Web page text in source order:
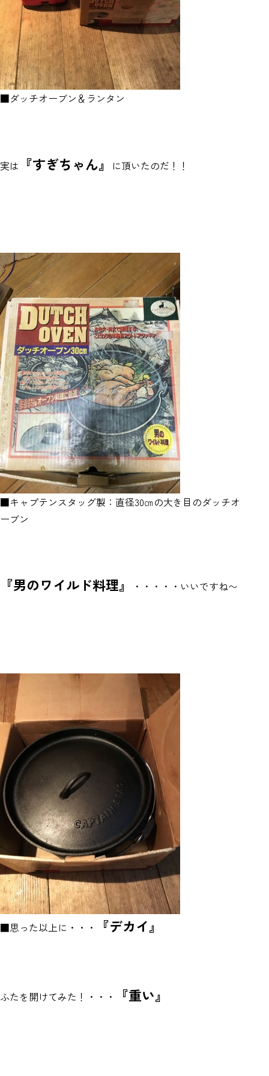
■ダッチオーブン＆ランタン
実は 『すぎちゃん』 に頂いたのだ！！
■キャプテンスタッグ製：直径30㎝の大き目のダッチオ
ーブン
『男のワイルド料理』 ・・・・・いいですね〜
■思った以上に・・・ 『デカイ』
ふたを開けてみた！・・・ 『重い』